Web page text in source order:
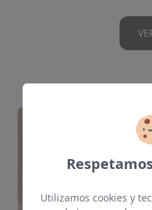
puertas
Su estructura sólida y
humedad, las
Con una amplia
estilo decorativo,
contemporáneos hasta
sofisticación, limpieza
Utilizamos cookies y